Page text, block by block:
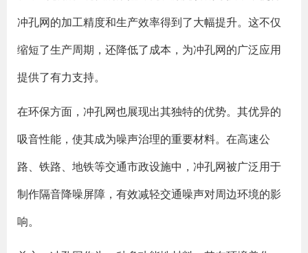
冲孔网的加工精度和生产效率得到了大幅提升。这不仅
缩短了生产周期，还降低了成本，为冲孔网的广泛应用
提供了有力支持。
在环保方面，冲孔网也展现出其独特的优势。其优异的
吸音性能，使其成为噪声治理的重要材料。在高速公
路、铁路、地铁等交通市政设施中，冲孔网被广泛用于
制作隔音降噪屏障，有效减轻交通噪声对周边环境的影
响。